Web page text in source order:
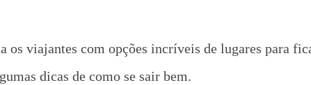
viajantes com opções incríveis de lugares para
dicas de como se sair bem.